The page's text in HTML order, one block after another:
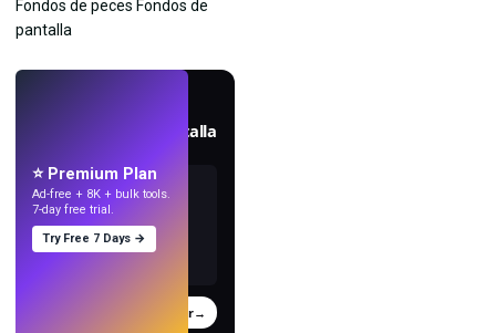
Crea fondos de pantalla
Probar→
⭐ Premium Plan
Ad-free + 8K + bulk tools.
7-day free trial.
Try Free 7 Days →